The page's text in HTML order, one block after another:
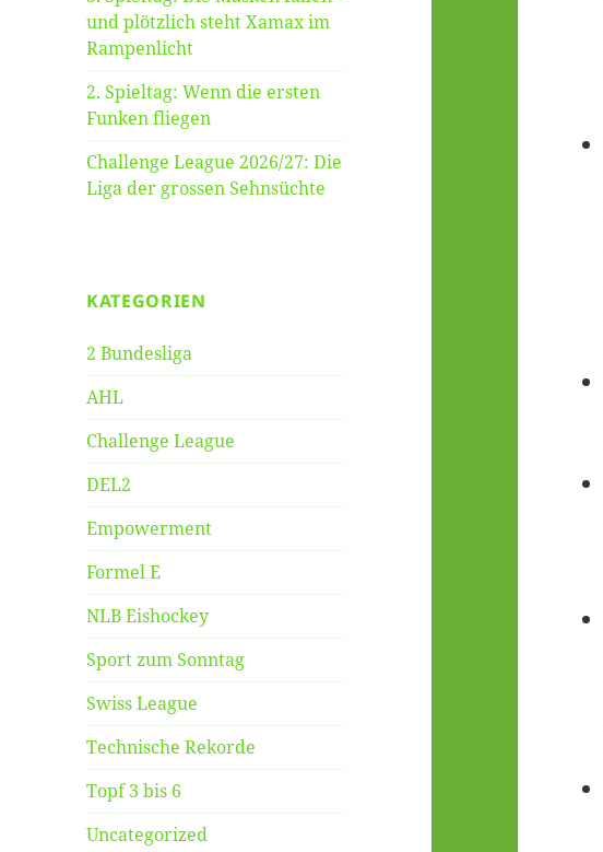
und plötzlich steht Xamax im
Rampenlicht
2. Spieltag: Wenn die ersten
Funken fliegen
Challenge League 2026/27: Die
Liga der grossen Sehnsüchte
KATEGORIEN
2 Bundesliga
AHL
Challenge League
DEL2
Empowerment
Formel E
NLB Eishockey
Sport zum Sonntag
Swiss League
Technische Rekorde
Topf 3 bis 6
Uncategorized